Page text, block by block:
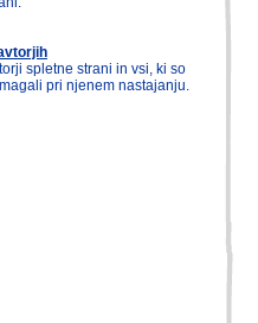
spletne strani in vsi, ki so
pri njenem nastajanju.